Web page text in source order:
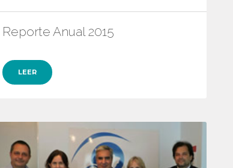
Reporte Anual 2015
LEER